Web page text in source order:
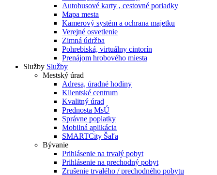
Autobusové karty , cestovné poriadky
Mapa mesta
Kamerový systém a ochrana majetku
Verejné osvetlenie
Zimná údržba
Pohrebiská, virtuálny cintorín
Prenájom hrobového miesta
Služby Služby
Mestský úrad
Adresa, úradné hodiny
Klientské centrum
Kvalitný úrad
Prednosta MsÚ
Správne poplatky
Mobilná aplikácia
SMARTCity Šaľa
Bývanie
Prihlásenie na trvalý pobyt
Prihlásenie na prechodný pobyt
Zrušenie trvalého / prechodného pobytu